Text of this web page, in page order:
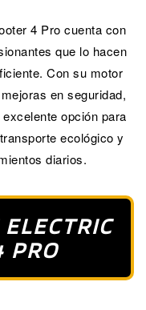
4 Pro cuenta con
que lo hacen
Con su motor
en seguridad,
opción para
ecológico y
diarios.
PRO